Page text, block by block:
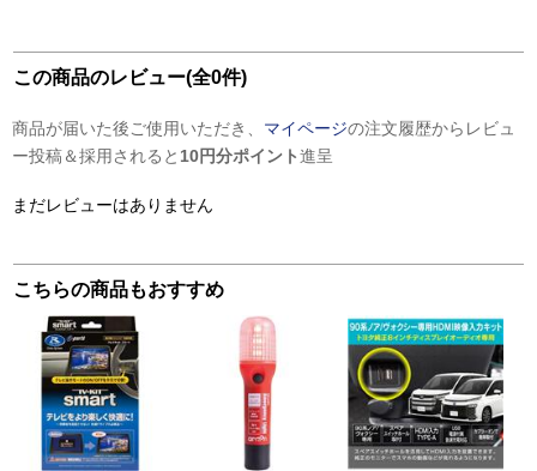
この商品のレビュー(全0件)
商品が届いた後ご使用いただき、 マイページの注文履歴からレビュ
ー投稿＆採用されると 10円分ポイント進呈
まだレビューはありません
こちらの商品もおすすめ